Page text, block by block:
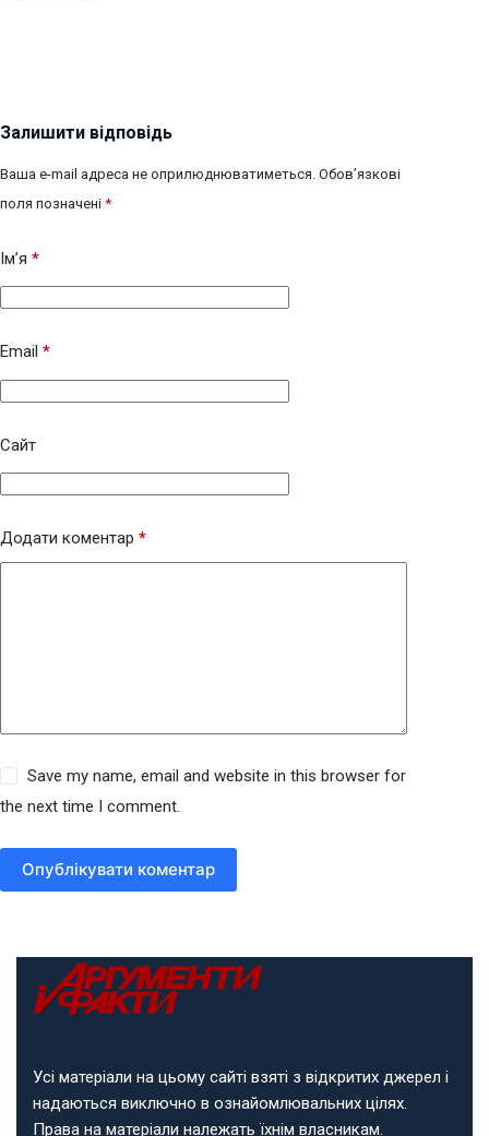
Залишити відповідь
Ваша e-mail адреса не оприлюднюватиметься. Обов’язкові
поля позначені *
Ім’я *
Email *
Сайт
Додати коментар *
Save my name, email and website in this browser for
the next time I comment.
Опублікувати коментар
Усі матеріали на цьому сайті взяті з відкритих джерел і
надаються виключно в ознайомлювальних цілях.
Права на матеріали належать їхнім власникам.